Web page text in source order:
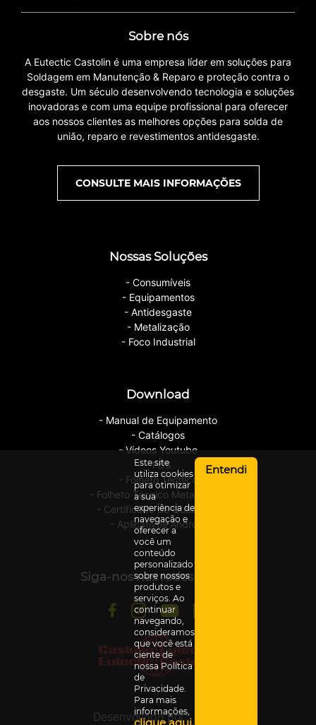
Sobre nós
A Eutectic Castolin é uma empresa líder em soluções para
Soldagem em Manutenção & Reparo e proteção contra o
desgaste. Um século desenvolvendo tecnologia e soluções
inovadoras e com uma equipe profissional para oferecer
aos nossos clientes as melhores opções para solda de
união, reparo e revestimentos antidesgaste.
CONSULTE MAIS INFORMAÇÕES
Nossas Soluções
- Consumíveis
- Equipamentos
- Antidesgaste
- Metalização
- Foco Industrial
Download
- Manual de Equipamento
- Catálogos
- Videos Youtube
- FDS
- Folheto Técnico
- Folheto Técnico Metalização
- Certificado de Qualidade
- Aplicativos Android
Siga-nos nas redes sociais
Desenvolvido por:
Este site
utiliza cookies
para otimizar
a sua
experiência de
navegação e
oferecer a
você um
conteúdo
personalizado
sobre nossos
produtos e
serviços. Ao
continuar
navegando,
consideramos
que você está
ciente de
nossa Política
de
Privacidade.
Para mais
informações,
Entendi